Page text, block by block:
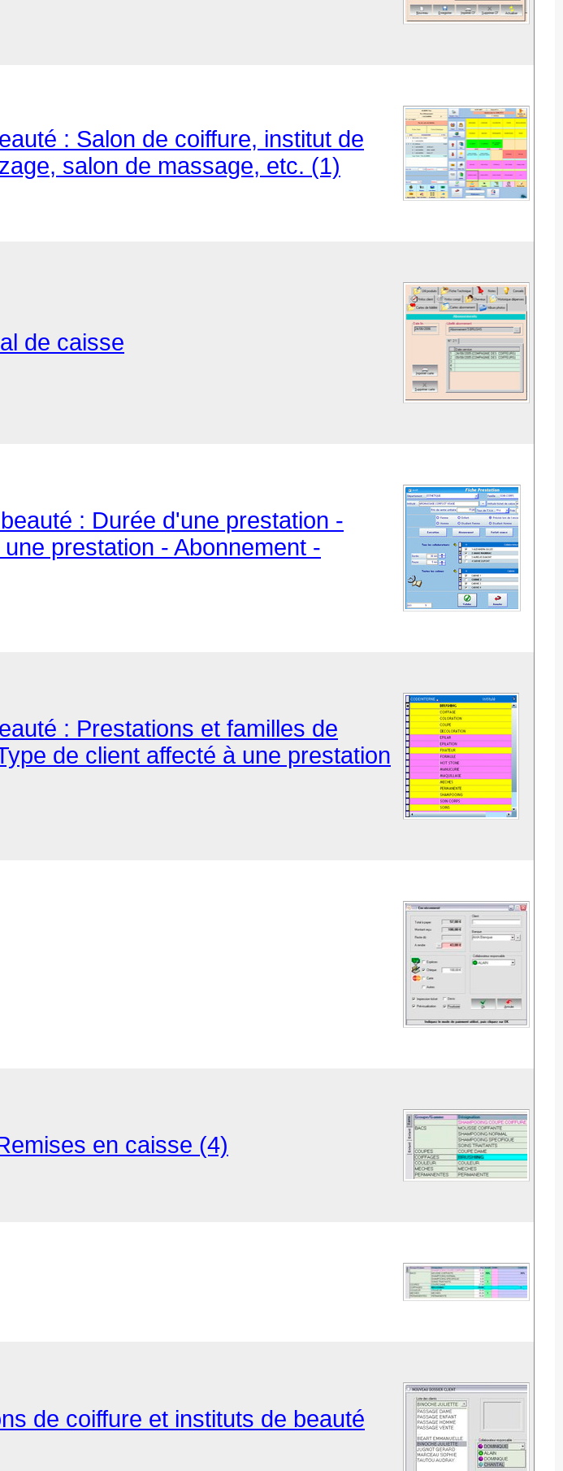
: Salon de coiffure, institut de
salon de massage, etc. (1)
de caisse
: Durée d'une prestation -
prestation - Abonnement -
: Prestations et familles de
de client affecté à une prestation
en caisse (4)
de coiffure et instituts de beauté